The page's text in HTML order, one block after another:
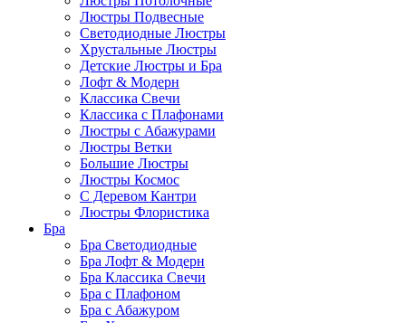
Люстры Подвесные
Светодиодные Люстры
Хрустальные Люстры
Детские Люстры и Бра
Лофт & Модерн
Классика Свечи
Классика с Плафонами
Люстры с Абажурами
Люстры Ветки
Большие Люстры
Люстры Космос
С Деревом Кантри
Люстры Флористика
Бра
Бра Светодиодные
Бра Лофт & Модерн
Бра Классика Свечи
Бра с Плафоном
Бра с Абажуром